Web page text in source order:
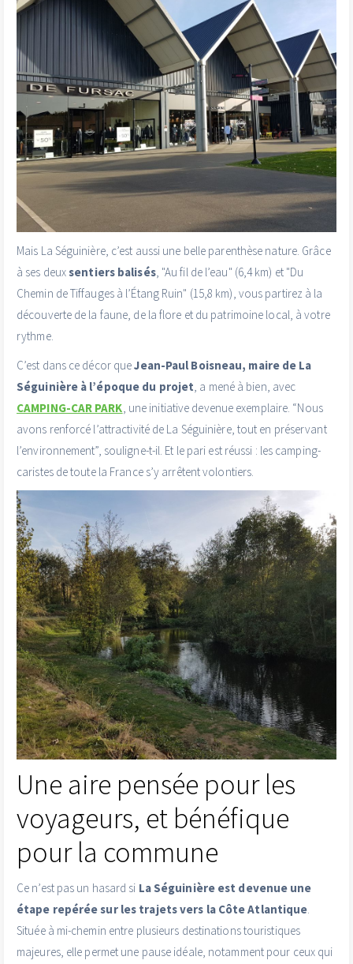
Mais La Séguinière, c’est aussi une belle parenthèse nature. Grâce
à ses deuxsentiers balisés, "Au fil de l’eau" (6,4 km) et "Du
Chemin de Tiffauges à l’Étang Ruin" (15,8 km), vous partirez à la
découverte de la faune, de la flore et du patrimoine local, à votre
rythme.
C’est dans ce décor queJean-Paul Boisneau, maire de La
Séguinière à l’époque du projet, a mené à bien, avec
CAMPING-CAR PARK, une initiative devenue exemplaire. “Nous
avons renforcé l’attractivité de La Séguinière, tout en préservant
l’environnement”, souligne-t-il. Et le pari est réussi : les camping-
caristes de toute la France s’y arrêtent volontiers.
Une aire pensée pour les
voyageurs, et bénéfique
pour la commune
Ce n’est pas un hasard si La Séguinière est devenue une
étape repérée sur les trajets vers la Côte Atlantique
Située à mi-chemin entre plusieurs destinations touristiques
majeures, elle permet une pause idéale, notamment pour ceux qui